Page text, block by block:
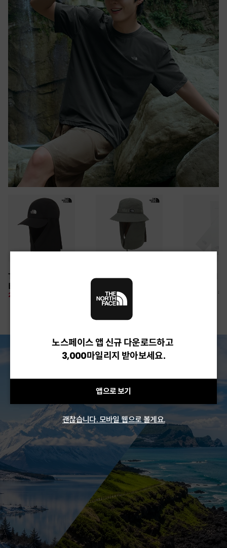
TNF LIGHT SHIELD
EX CAP
28%
CAMP WEBBING
SHIELD HAT
67,500 원
10% 26,100 원
여름 탈출 원정대
뉴질랜드 & 제주도 여행권 증정 찬스
노스페이스 앱 신규 다운로드하고
3,000마일리지 받아보세요.
앱으로 보기
괜찮습니다. 모바일 웹으로 볼게요.